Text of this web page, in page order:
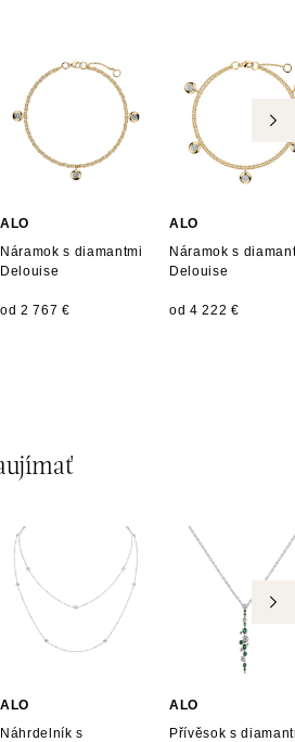
Praha 4 - Chodov
00 Praha 4 - Chodov
+420 730 802 800
09:00
ALO
Náramok s diamantmi
Delouise
od 2 767 €
ALO
Náramok s
Delouise
od 4 222 €
ALO
Náhrdelník s
ALO
Přívěsok s